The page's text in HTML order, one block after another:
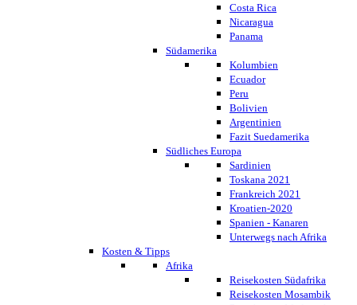
Costa Rica
Nicaragua
Panama
Südamerika
Kolumbien
Ecuador
Peru
Bolivien
Argentinien
Fazit Suedamerika
Südliches Europa
Sardinien
Toskana 2021
Frankreich 2021
Kroatien-2020
Spanien - Kanaren
Unterwegs nach Afrika
Kosten & Tipps
Afrika
Reisekosten Südafrika
Reisekosten Mosambik